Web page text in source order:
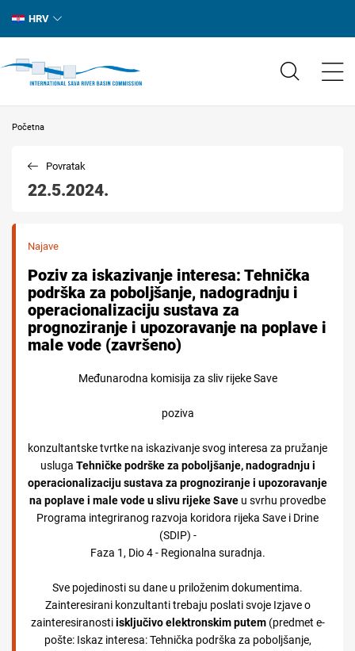
HRV
Početna
22.5.2024.
Povratak
Najave
Poziv za iskazivanje interesa: Tehnička
podrška za poboljšanje, nadogradnju i
operacionalizaciju sustava za
prognoziranje i upozoravanje na poplave i
male vode (završeno)
Međunarodna komisija za sliv rijeke Save
poziva
konzultantske tvrtke na iskazivanje svog interesa za pružanje
usluga Tehničke podrške za poboljšanje, nadogradnju i
operacionalizaciju sustava za prognoziranje i upozoravanje
na poplave i male vode u slivu rijeke Save u svrhu provedbe
Programa integriranog razvoja koridora rijeka Save i Drine
(SDIP) -
Faza 1, Dio 4 - Regionalna suradnja.
Sve pojedinosti su dane u priloženim dokumentima.
Zainteresirani konzultanti trebaju poslati svoje Izjave o
zainteresiranostiisključivo elektronskim putem(predmet e-
pošte: Iskaz interesa: Tehnička podrška za poboljšanje,